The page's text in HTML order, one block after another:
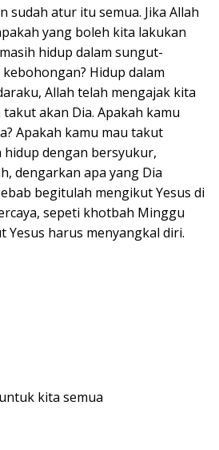
sudah atur itu semua. Jika Allah
yang boleh kita lakukan
hidup dalam sungut-
Hidup dalam
Allah telah mengajak kita
akan Dia. Apakah kamu
Apakah kamu mau takut
hidup dengan bersyukur,
dengarkan apa yang Dia
begitulah mengikut Yesus di
sepeti khotbah Minggu
Yesus harus menyangkal diri.
kita semua